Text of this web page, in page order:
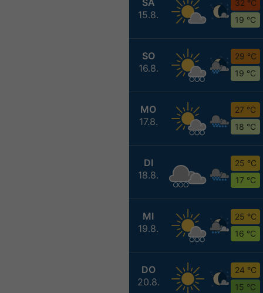
SA
15.8.
32 °C
19 °C
SO
16.8.
29 °C
19 °C
MO
17.8.
27 °C
18 °C
DI
18.8.
25 °C
17 °C
MI
19.8.
25 °C
16 °C
DO
20.8.
24 °C
15 °C